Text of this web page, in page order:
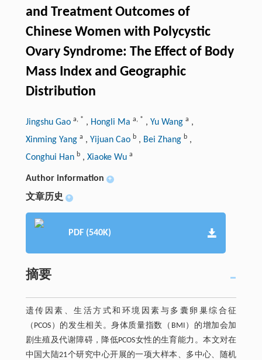
and Treatment Outcomes of
Chinese Women with Polycystic
Ovary Syndrome: The Effect of Body
Mass Index and Geographic
Distribution
Jingshu Gao a, * , Hongli Ma a, * , Yu Wang a ,
Xinming Yang a , Yijuan Cao b, Bei Zhang b,
Conghui Han b, Xiaoke Wu a
Author information +
文章历史 +
PDF (540K)
摘要
遗传因素、生活方式和环境因素与多囊卵巢综合征
（PCOS）的发生相关。身体质量指数（BMI）的增加会加
剧生殖及代谢障碍，降低PCOS女性的生育能力。本文对在
中国大陆21个研究中心开展的一项大样本、多中心、随机